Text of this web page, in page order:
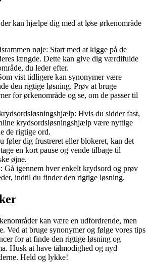
kan hjælpe dig med at løse ørkenområde
nøje: Start med at kigge på de
længde. Dette kan give dig værdifulde
du leder efter.
vist tidligere kan synonymer være
den rigtige løsning. Prøv at bruge
for ørkenområde og se, om de passer til
Hvis du sidder fast,
krydsordsløsningshjælp være nyttige
de rigtige ord.
føler dig frustreret eller blokeret, kan det
en kort pause og vende tilbage til
øjne.
Gå igennem hver enkelt krydsord og prøv
indtil du finder den rigtige løsning.
kan være en udfordrende, men
Ved at bruge synonymer og følge vores tips
for at finde den rigtige løsning og
Husk at have tålmodighed og nyd
Held og lykke!